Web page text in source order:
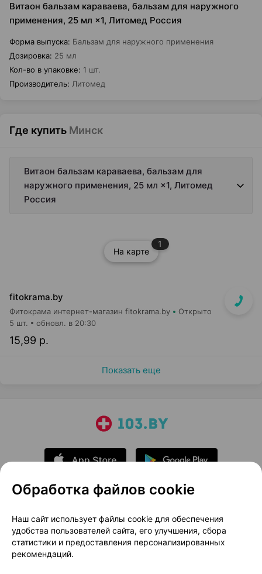
Витаон бальзам караваева, бальзам для наружного
применения, 25 мл ×1, Литомед Россия
Форма выпуска: Бальзам для наружного применения
Дозировка: 25 мл
Кол-во в упаковке: 1 шт.
Производитель: Литомед
Где купить Минск
Витаон бальзам караваева, бальзам для
наружного применения, 25 мл ×1, Литомед
Россия
На карте
1
fitokrama.by
Фитокрама интернет-магазин fitokrama.by Открыто
15,99 р.
5 шт. обновл. в 20:30
Показать еще
О проекте
Новости проекта
Размещение рекламы
Медицинский маркетинг
Публичный договор
Доставка
Обработка файлов cookie
Наш сайт использует файлы cookie для обеспечения
удобства пользователей сайта, его улучшения, сбора
статистики и предоставления персонализированных
рекомендаций.